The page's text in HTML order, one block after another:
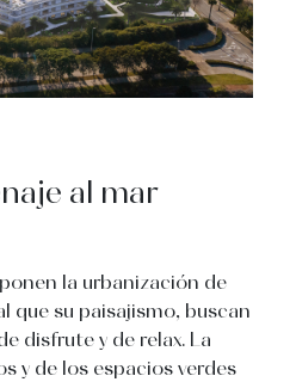
al mar
la urbanización de
que su paisajismo, buscan
disfrute y de relax. La
y de los espacios verdes